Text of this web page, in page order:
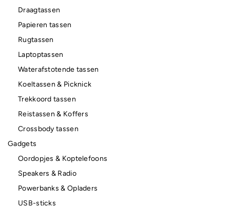
Draagtassen
Papieren tassen
Rugtassen
Laptoptassen
Waterafstotende tassen
Koeltassen & Picknick
Trekkoord tassen
Reistassen & Koffers
Crossbody tassen
Gadgets
Oordopjes & Koptelefoons
Speakers & Radio
Powerbanks & Opladers
USB-sticks